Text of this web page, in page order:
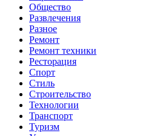
Общество
Развлечения
Разное
Ремонт
Ремонт техники
Ресторация
Спорт
Стиль
Строительство
Технологии
Транспорт
Туризм